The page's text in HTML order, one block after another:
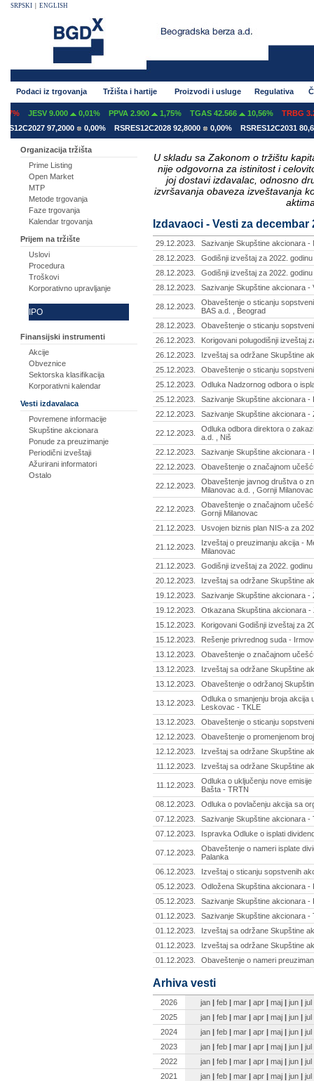
SRPSKI ENGLISH
Podaci iz trgovanja Tržišta i hartije Proizvodi i usluge Regulativa
JESV 9.000 0,01% PPVA 2.900 1,75% TGAS 42.566 10,56%
TRBG
97,2000
0,00% RSRES12C2028 92,8000 0,00% RSRES12C2031
Organizacija tržišta
Prime Listing
Open Market
MTP
Metode trgovanja
Faze trgovanja
Kalendar trgovanja
Prijem na tržište
Uslovi
Procedura
Troškovi
Korporativno upravljanje
IPO
Finansijski instrumenti
Akcije
Obveznice
Sektorska klasifikacija
Korporativni kalendar
Vesti izdavalaca
Povremene informacije
Skupštine akcionara
Ponude za preuzimanje
Periodični izveštaji
Ažurirani informatori
Ostalo
U skladu sa Zakonom o tržištu
nije odgovorna za istinitost i
joj dostavi izdavalac, odnosno
izvršavanja obaveza izveštavanja
Izdavaoci - Vesti za decembar
29.12.2023.
Sazivanje Skupštine akcionara
28.12.2023.
Godišnji izveštaj za 2022.
28.12.2023.
Godišnji izveštaj za 2022.
28.12.2023.
Sazivanje Skupštine akcionara -
28.12.2023.
Obaveštenje o sticanju
BAS a.d. , Beograd
28.12.2023.
Obaveštenje o sticanju
26.12.2023.
Korigovani polugodišnji izveštaj
26.12.2023.
Izveštaj sa održane Skupštine
25.12.2023.
Obaveštenje o sticanju
25.12.2023.
Odluka Nadzornog odbora o
25.12.2023.
Sazivanje Skupštine akcionara -
22.12.2023.
Sazivanje Skupštine akcionara -
22.12.2023.
Odluka odbora direktora o
a.d. , Niš
22.12.2023.
Sazivanje Skupštine akcionara -
22.12.2023.
Obaveštenje o značajnom
22.12.2023.
Obaveštenje javnog društva o
Milanovac a.d. , Gornji Milanovac
22.12.2023.
Obaveštenje o značajnom
Gornji Milanovac
21.12.2023.
Usvojen biznis plan NIS-a za
21.12.2023.
Izveštaj o preuzimanju akcija -
Milanovac
21.12.2023.
Godišnji izveštaj za 2022.
20.12.2023.
Izveštaj sa održane Skupštine
19.12.2023.
Sazivanje Skupštine akcionara -
19.12.2023.
Otkazana Skupština akcionara -
15.12.2023.
Korigovani Godišnji izveštaj za
15.12.2023.
Rešenje privrednog suda -
13.12.2023.
Obaveštenje o značajnom
13.12.2023.
Izveštaj sa održane Skupštine
13.12.2023.
Obaveštenje o održanoj
13.12.2023.
Odluka o smanjenju broja akcija
Leskovac - TKLE
13.12.2023.
Obaveštenje o sticanju
12.12.2023.
Obaveštenje o promenjenom
12.12.2023.
Izveštaj sa održane Skupštine
11.12.2023.
Izveštaj sa održane Skupštine
11.12.2023.
Odluka o uključenju nove
Bašta - TRTN
08.12.2023.
Odluka o povlačenju akcija sa
07.12.2023.
Sazivanje Skupštine akcionara -
07.12.2023.
Ispravka Odluke o isplati
07.12.2023.
Obaveštenje o nameri isplate
Palanka
06.12.2023.
Izveštaj o sticanju sopstvenih
05.12.2023.
Odložena Skupština akcionara -
05.12.2023.
Sazivanje Skupštine akcionara
01.12.2023.
Sazivanje Skupštine akcionara -
01.12.2023.
Izveštaj sa održane Skupštine
01.12.2023.
Izveštaj sa održane Skupštine
01.12.2023.
Obaveštenje o nameri
Arhiva vesti
2026 jan | feb | mar | apr | maj | jun | jul
2025
jan | feb | mar | apr | maj | jun | jul
2024
jan | feb | mar | apr | maj | jun | jul
2023
jan | feb | mar | apr | maj | jun | jul
2022
jan | feb | mar | apr | maj | jun | jul
2021
jan | feb | mar | apr | maj | jun | jul